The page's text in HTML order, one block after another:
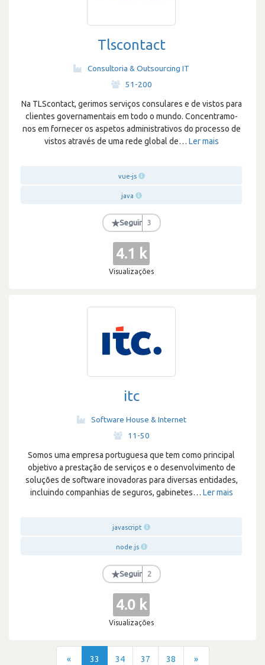
Tlscontact
Consultoria & Outsourcing IT
51-200
Na TLScontact, gerimos serviços consulares e de vistos para
clientes governamentais em todo o mundo. Concentramo-
nos em fornecer os aspetos administrativos do processo de
vistos através de uma rede global de… Ler mais
vue-js
java
★Seguir 3
4.1 k
Visualizações
itc
Software House & Internet
11-50
Somos uma empresa portuguesa que tem como principal
objetivo a prestação de serviços e o desenvolvimento de
soluções de software inovadoras para diversas entidades,
incluindo companhias de seguros, gabinetes… Ler mais
javascript
node.js
★Seguir 2
4.0 k
Visualizações
« 33 34 37 38 »